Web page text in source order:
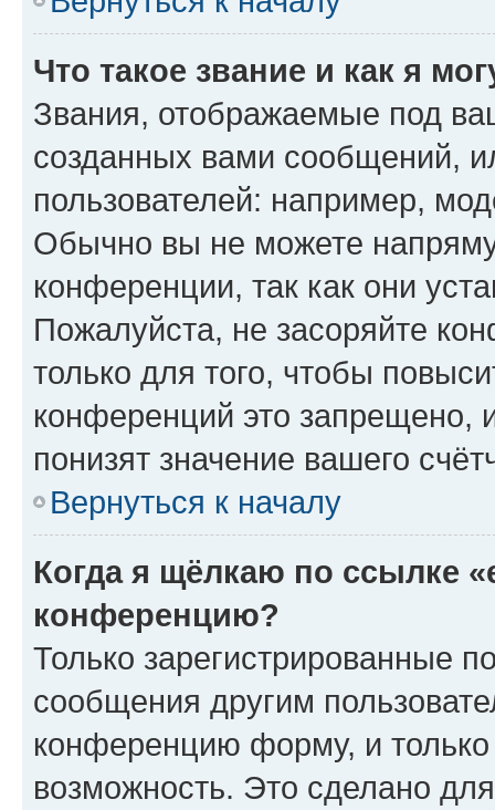
Что такое звание и как я
Звания, отображаемые под
созданных вами сообщений,
пользователей: например,
Обычно вы не можете
конференции, так как они
Пожалуйста, не засоряйте
только для того, чтобы
конференций это запрещено,
понизят значение вашего
Вернуться к началу
Когда я щёлкаю по ссылке
конференцию?
Только зарегистрированные
сообщения другим
конференцию форму, и
возможность. Это сделано